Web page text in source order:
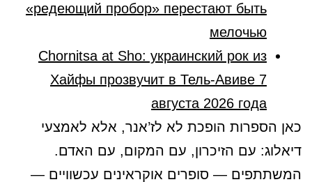
«редеющий пробор» перестают быть
мелочью
Chornitsa at Sho: украинский рок из
Хайфы прозвучит в Тель-Авиве 7
августа 2026 года
כאן הספרות הופכת לא לז’אנר, אלא לאמצעי
דיאלוג: עם הזיכרון, עם המקום, עם האדם.
המשתתפים — סופרים אוקראינים עכשוויים —